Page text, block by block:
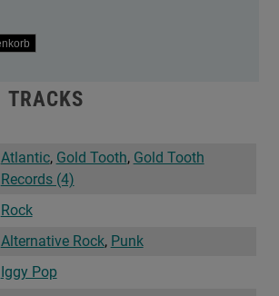
TRACKS
Atlantic, Gold Tooth, Gold Tooth
Records (4)
Rock
Alternative Rock, Punk
Iggy Pop